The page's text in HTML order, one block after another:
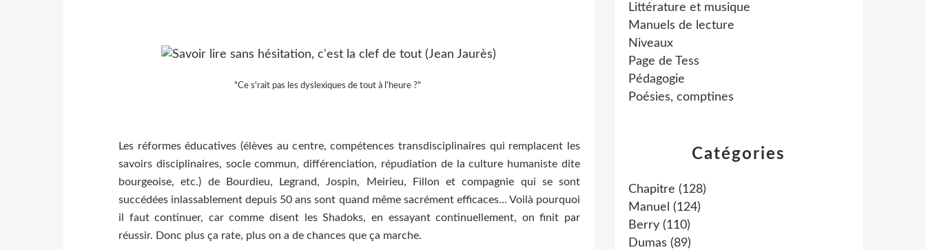
"Ce s'rait pas les dyslexiques de tout à l'heure ?"
Les réformes éducatives (élèves au centre, compétences transdisciplinaires qui remplacent les
savoirs disciplinaires, socle commun, différenciation, répudiation de la culture humaniste dite
bourgeoise, etc.) de Bourdieu, Legrand, Jospin, Meirieu, Fillon et compagnie qui se sont
succédées inlassablement depuis 50 ans sont quand même sacrément efficaces... Voilà pourquoi
il faut continuer, car comme disent les Shadoks, en essayant continuellement, on finit par
réussir. Donc plus ça rate, plus on a de chances que ça marche.
Catégories
Chapitre (128)
Manuel (124)
Berry (110)
Dumas (89)
Littérature et musique
Manuels de lecture
Niveaux
Page de Tess
Pédagogie
Poésies, comptines